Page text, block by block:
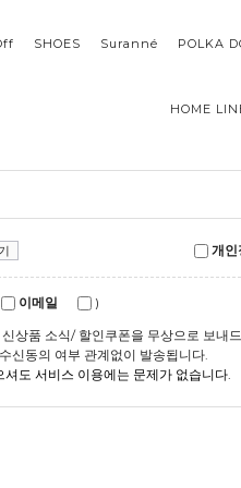
SHOES Suranné POLKA
HOME
개인
이메일
)
상품 소식/ 할인쿠폰을 무상으로 보내
신동의 여부 관계없이 발송됩니다.
도 서비스 이용에는 문제가 없습니다.